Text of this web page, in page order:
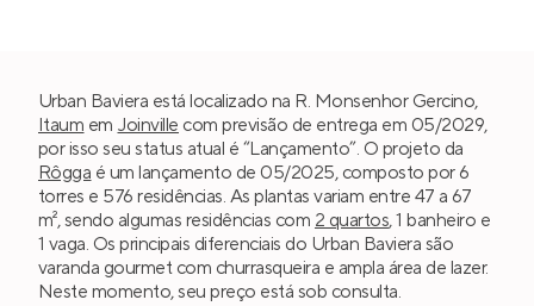
Urban Baviera está localizado na R. Monsenhor Gercino,
Itaum em Joinville com previsão de entrega em 05/2029,
por isso seu status atual é “Lançamento”. O projeto da
Rôgga é um lançamento de 05/2025, composto por 6
torres e 576 residências. As plantas variam entre 47 a 67
m², sendo algumas residências com 2 quartos, 1 banheiro e
1 vaga. Os principais diferenciais do Urban Baviera são
varanda gourmet com churrasqueira e ampla área de lazer.
Neste momento, seu preço está sob consulta.